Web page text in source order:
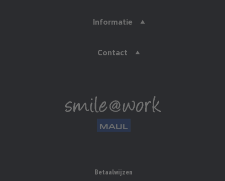
Informatie
Contact
Betaalwijzen